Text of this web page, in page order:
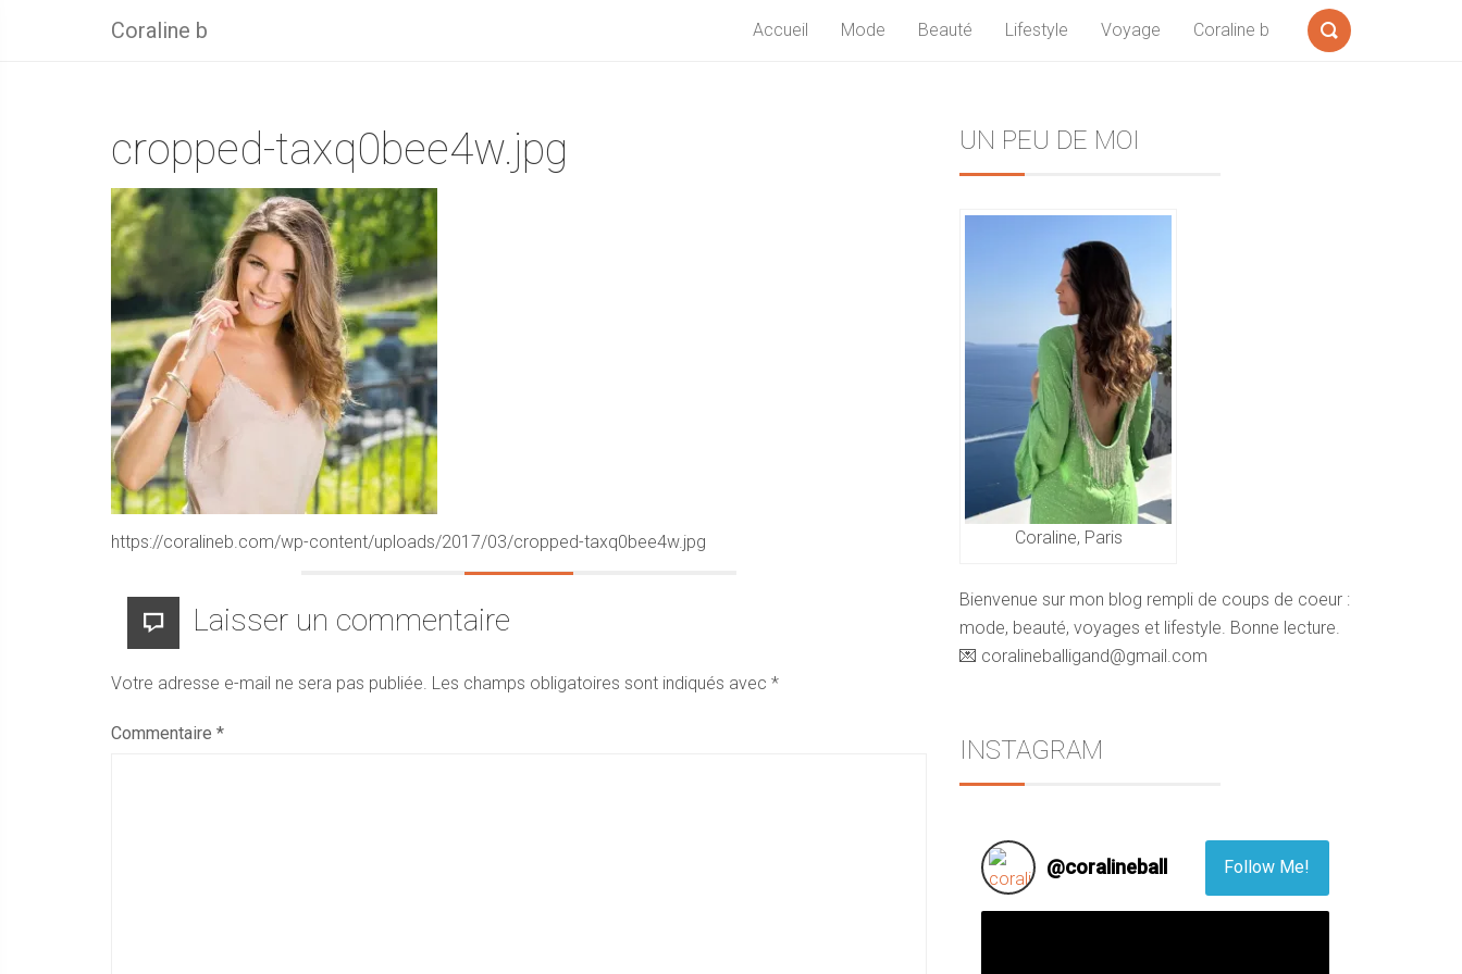
Coraline b Accueil Mode Beauté Lifestyle Voyage Coraline b
cropped-taxq0bee4w.jpg
https://coralineb.com/wp-content/uploads/2017/03/cropped-taxq0bee4w.jpg
Laisser un commentaire
Votre adresse e-mail ne sera pas publiée. Les champs obligatoires sont indiqués avec *
Commentaire *
Sidebar
UN PEU DE MOI
Coraline, Paris
Bienvenue sur mon blog rempli de coups de coeur :
mode, beauté, voyages et lifestyle. Bonne lecture.
💌 coralineballigand@gmail.com
INSTAGRAM
@coralineball Follow Me!